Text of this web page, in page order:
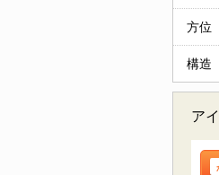
方位
構造
ア